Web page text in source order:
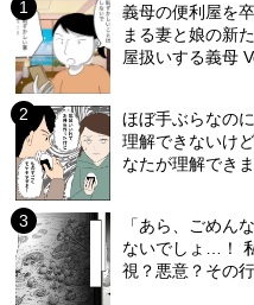
義母の便利屋を
まる妻と娘の新
屋扱いする義母
ほぼ手ぶらなの
理解できないけ
なたが理解でき
「あら、ごめん
ないでしょ…！
視？悪意？その